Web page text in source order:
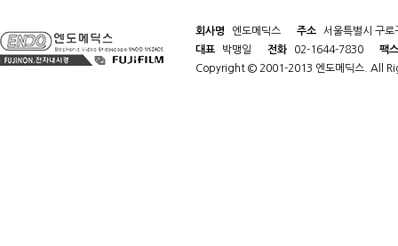
회사명 엔도메딕스 주소
서울특별시 구
대표
박맹일 전화 02-1644-7830
팩스
Copyright © 2001-2013 엔도메딕스. All